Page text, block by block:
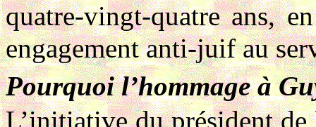
quatre-vingt-quatre ans,
engagement anti-juif au
Pourquoi l’hommage à
L’initiative du président